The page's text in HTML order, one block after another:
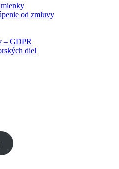
od zmluvy
– GDPR
diel